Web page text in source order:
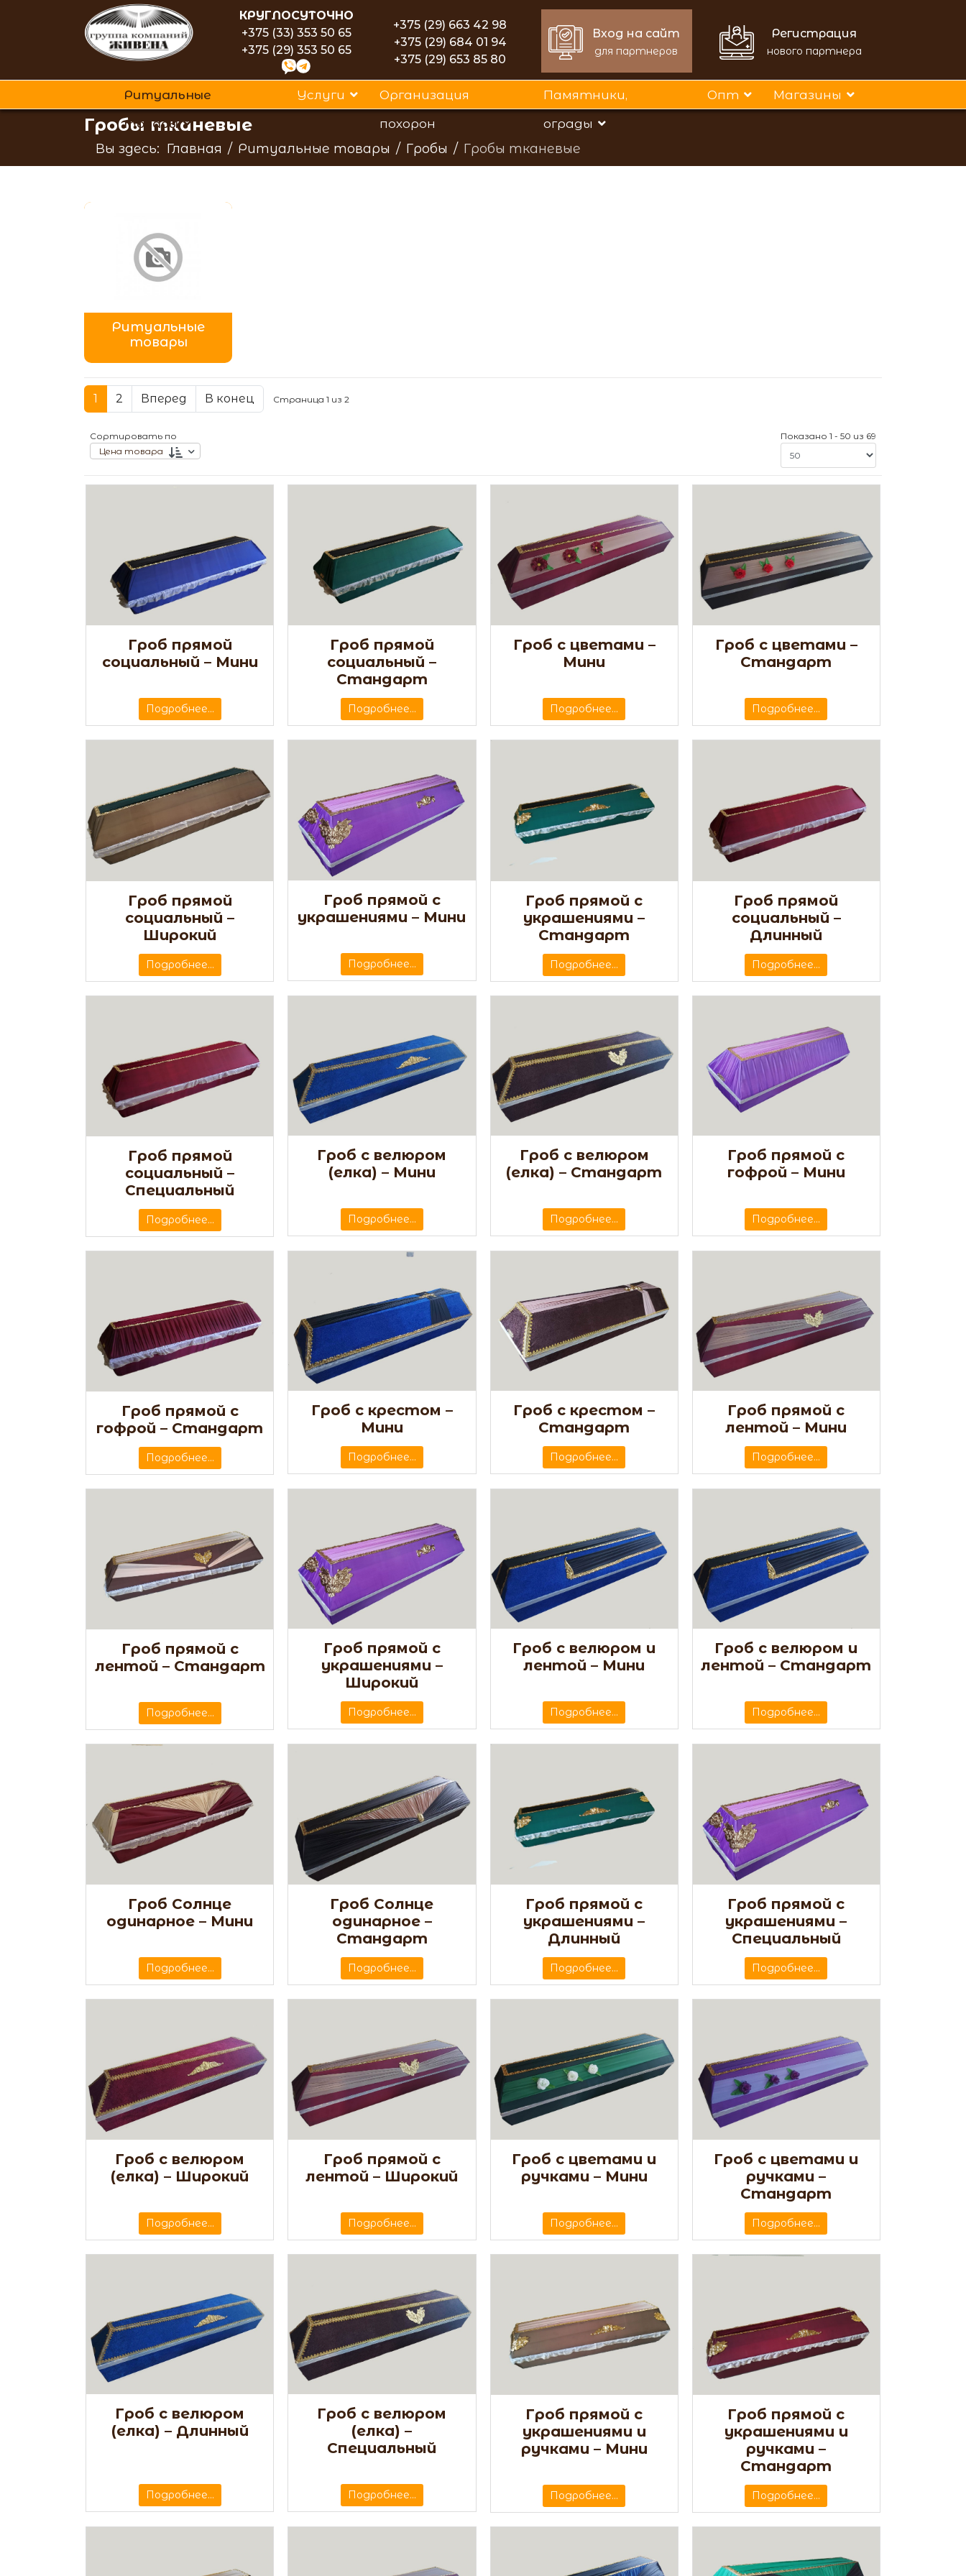
КРУГЛОСУТОЧНО
+375 (33) 353 50 65
+375 (29) 353 50 65
+375 (29) 663 42 98
+375 (29) 684 01 94
+375 (29) 653 85 80
Вход на сайт
для партнеров
Регистрация
нового партнера
Ритуальные
товары
Услуги
Организация
похорон
Памятники,
ограды
Опт Магазины
Гробы тканевые
Вы здесь: Главная Ритуальные товары Гробы Гробы тканевые
Ритуальные
товары
1 2 Вперед В конец Страница 1 из 2
Сортировать по
Цена товара
Показано 1 - 50 из 69
Гроб прямой
социальный – Мини
Подробнее...
Гроб прямой
социальный –
Стандарт
Подробнее...
Гроб с цветами –
Мини
Подробнее...
Гроб с цветами –
Стандарт
Подробнее...
Гроб прямой
социальный –
Широкий
Подробнее...
Гроб прямой с
украшениями – Мини
Подробнее...
Гроб прямой с
украшениями –
Стандарт
Подробнее...
Гроб прямой
социальный –
Длинный
Подробнее...
Гроб прямой
социальный –
Специальный
Подробнее...
Гроб с велюром
(елка) – Мини
Подробнее...
Гроб с велюром
(елка) – Стандарт
Подробнее...
Гроб прямой с
гофрой – Мини
Подробнее...
Гроб прямой с
гофрой – Стандарт
Подробнее...
Гроб с крестом –
Мини
Подробнее...
Гроб с крестом –
Стандарт
Подробнее...
Гроб прямой с
лентой – Мини
Подробнее...
Гроб прямой с
лентой – Стандарт
Подробнее...
Гроб прямой с
украшениями –
Широкий
Подробнее...
Гроб с велюром и
лентой – Мини
Подробнее...
Гроб с велюром и
лентой – Стандарт
Подробнее...
Гроб Солнце
одинарное – Мини
Подробнее...
Гроб Солнце
одинарное –
Стандарт
Подробнее...
Гроб прямой с
украшениями –
Длинный
Подробнее...
Гроб прямой с
украшениями –
Специальный
Подробнее...
Гроб с велюром
(елка) – Широкий
Подробнее...
Гроб прямой с
лентой – Широкий
Подробнее...
Гроб с цветами и
ручками – Мини
Подробнее...
Гроб с цветами и
ручками –
Стандарт
Подробнее...
Гроб с велюром
(елка) – Длинный
Подробнее...
Гроб с велюром
(елка) –
Специальный
Подробнее...
Гроб прямой с
украшениями и
ручками – Мини
Подробнее...
Гроб прямой с
украшениями и
ручками –
Стандарт
Подробнее...